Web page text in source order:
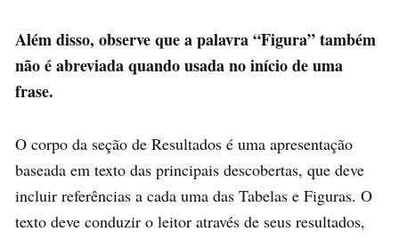
Além disso, observe que a palavra “Figura” também
não é abreviada quando usada no início de uma
frase.
O corpo da seção de Resultados é uma apresentação
baseada em texto das principais descobertas, que deve
incluir referências a cada uma das Tabelas e Figuras. O
texto deve conduzir o leitor através de seus resultados,